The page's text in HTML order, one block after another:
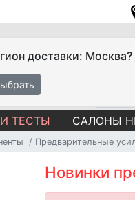
доставки: Москва?
ТЕСТЫ САЛОНЫ
Предварительные
Новинки